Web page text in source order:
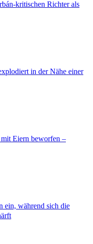
kritischen Richter als
in der Nähe einer
Eiern beworfen –
ein, während sich die